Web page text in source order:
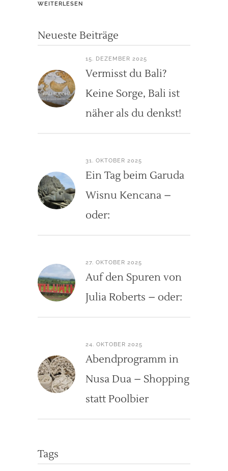
WEITERLESEN
Neueste Beiträge
15. DEZEMBER 2025
Vermisst du Bali?
Keine Sorge, Bali ist
näher als du denkst!
31. OKTOBER 2025
Ein Tag beim Garuda
Wisnu Kencana –
oder:
27. OKTOBER 2025
Auf den Spuren von
Julia Roberts – oder:
24. OKTOBER 2025
Abendprogramm in
Nusa Dua – Shopping
statt Poolbier
Tags